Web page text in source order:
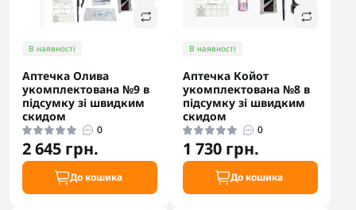
В наявності
Аптечка Олива
укомплектована №9 в
підсумку зі швидким
скидом
0
2 645 грн.
До кошика
В наявності
Аптечка Койот
укомплектована №8 в
підсумку зі швидким
скидом
0
1 730 грн.
До кошика